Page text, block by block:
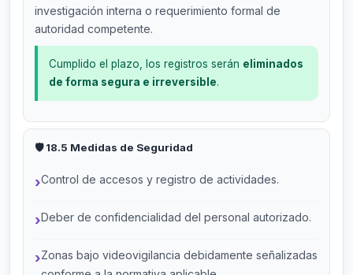
investigación interna o requerimiento formal de
autoridad competente.
Cumplido el plazo, los registros serán eliminados
de forma segura e irreversible.
🛡️ 18.5 Medidas de Seguridad
Control de accesos y registro de actividades.
Deber de confidencialidad del personal autorizado.
Zonas bajo videovigilancia debidamente señalizadas